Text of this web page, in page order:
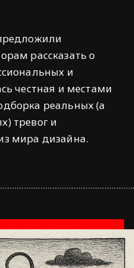
рассказать о
и
честная и местами
реальных (а
тревог и
мира дизайна.